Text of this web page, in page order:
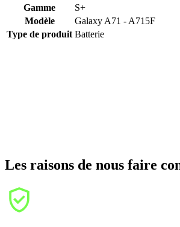
Gamme
S+
Modèle
Galaxy A71 - A715F
Type de produit Batterie
Les raisons de nous faire